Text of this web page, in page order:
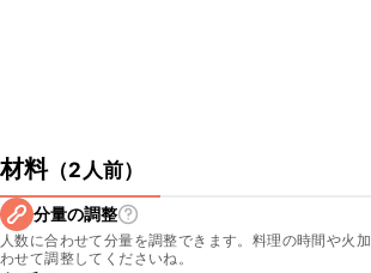
材料（2人前）
分量の調整
人数に合わせて分量を調整できます。料理の時間や火
わせて調整してくださいね。